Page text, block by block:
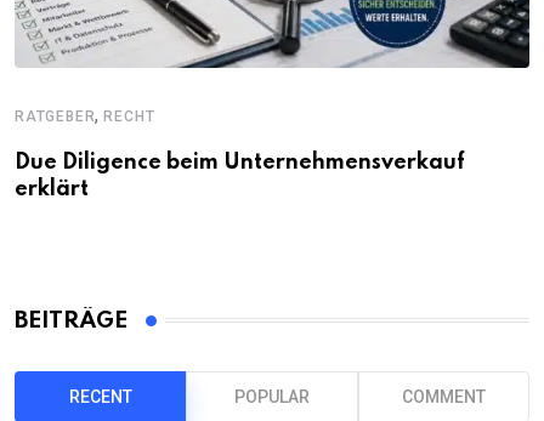
RATGEBER,RECHT
Due Diligence beim Unternehmensverkauf
erklärt
BEITRÄGE
RECENT POPULAR COMMENT